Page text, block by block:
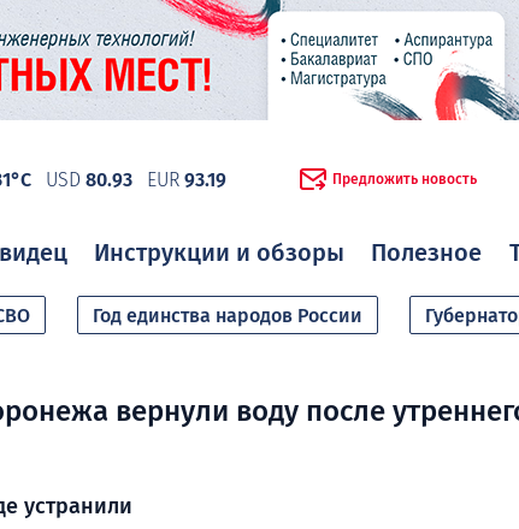
USD 80.93 EUR 93.19 Предложить новость
Инструкции и обзоры Полезное
Год единства народов России
вернули воду после
устранили